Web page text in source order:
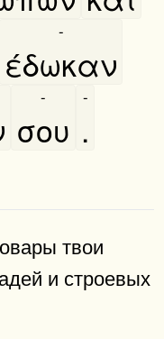
έδωκαν
-
σου
-
.
-
твои
и строевых